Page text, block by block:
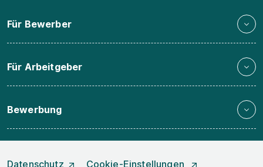
Für Bewerber
Für Arbeitgeber
Bewerbung
Datenschutz Cookie-Einstellungen